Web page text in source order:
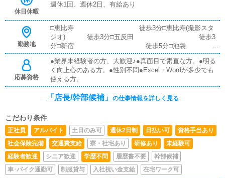
休日休暇
週休1回、週休2日、有給あり
勤務地
□恵比寿 徒歩3分□恵比寿(撮影スタ
ジオ) 徒歩3分□五反田 徒歩3
分□新宿 徒歩5分□池袋
徒歩1分 □目黒 準
備中
応募資格
●業界未経験者の方、大歓迎♪●真面目で素直な方。●明る
く向上心のある方。●性別不問●Excel・Wordが多少でも
使える方。
「店長/幹部候補」 の仕事情報を詳しく見る
こだわり条件
正社員 アルバイト 土日のみ可 週休2日制 日払い可
資格手当あり
社会保険完備
交通費支給 寮・社宅あり 研修あり
未経験可
経験者歓迎
シニア歓迎 学歴不問 履歴書不要
幹部候補
車･バイク通勤可
制服貸与 入社祝い金支給 在宅ワーク可